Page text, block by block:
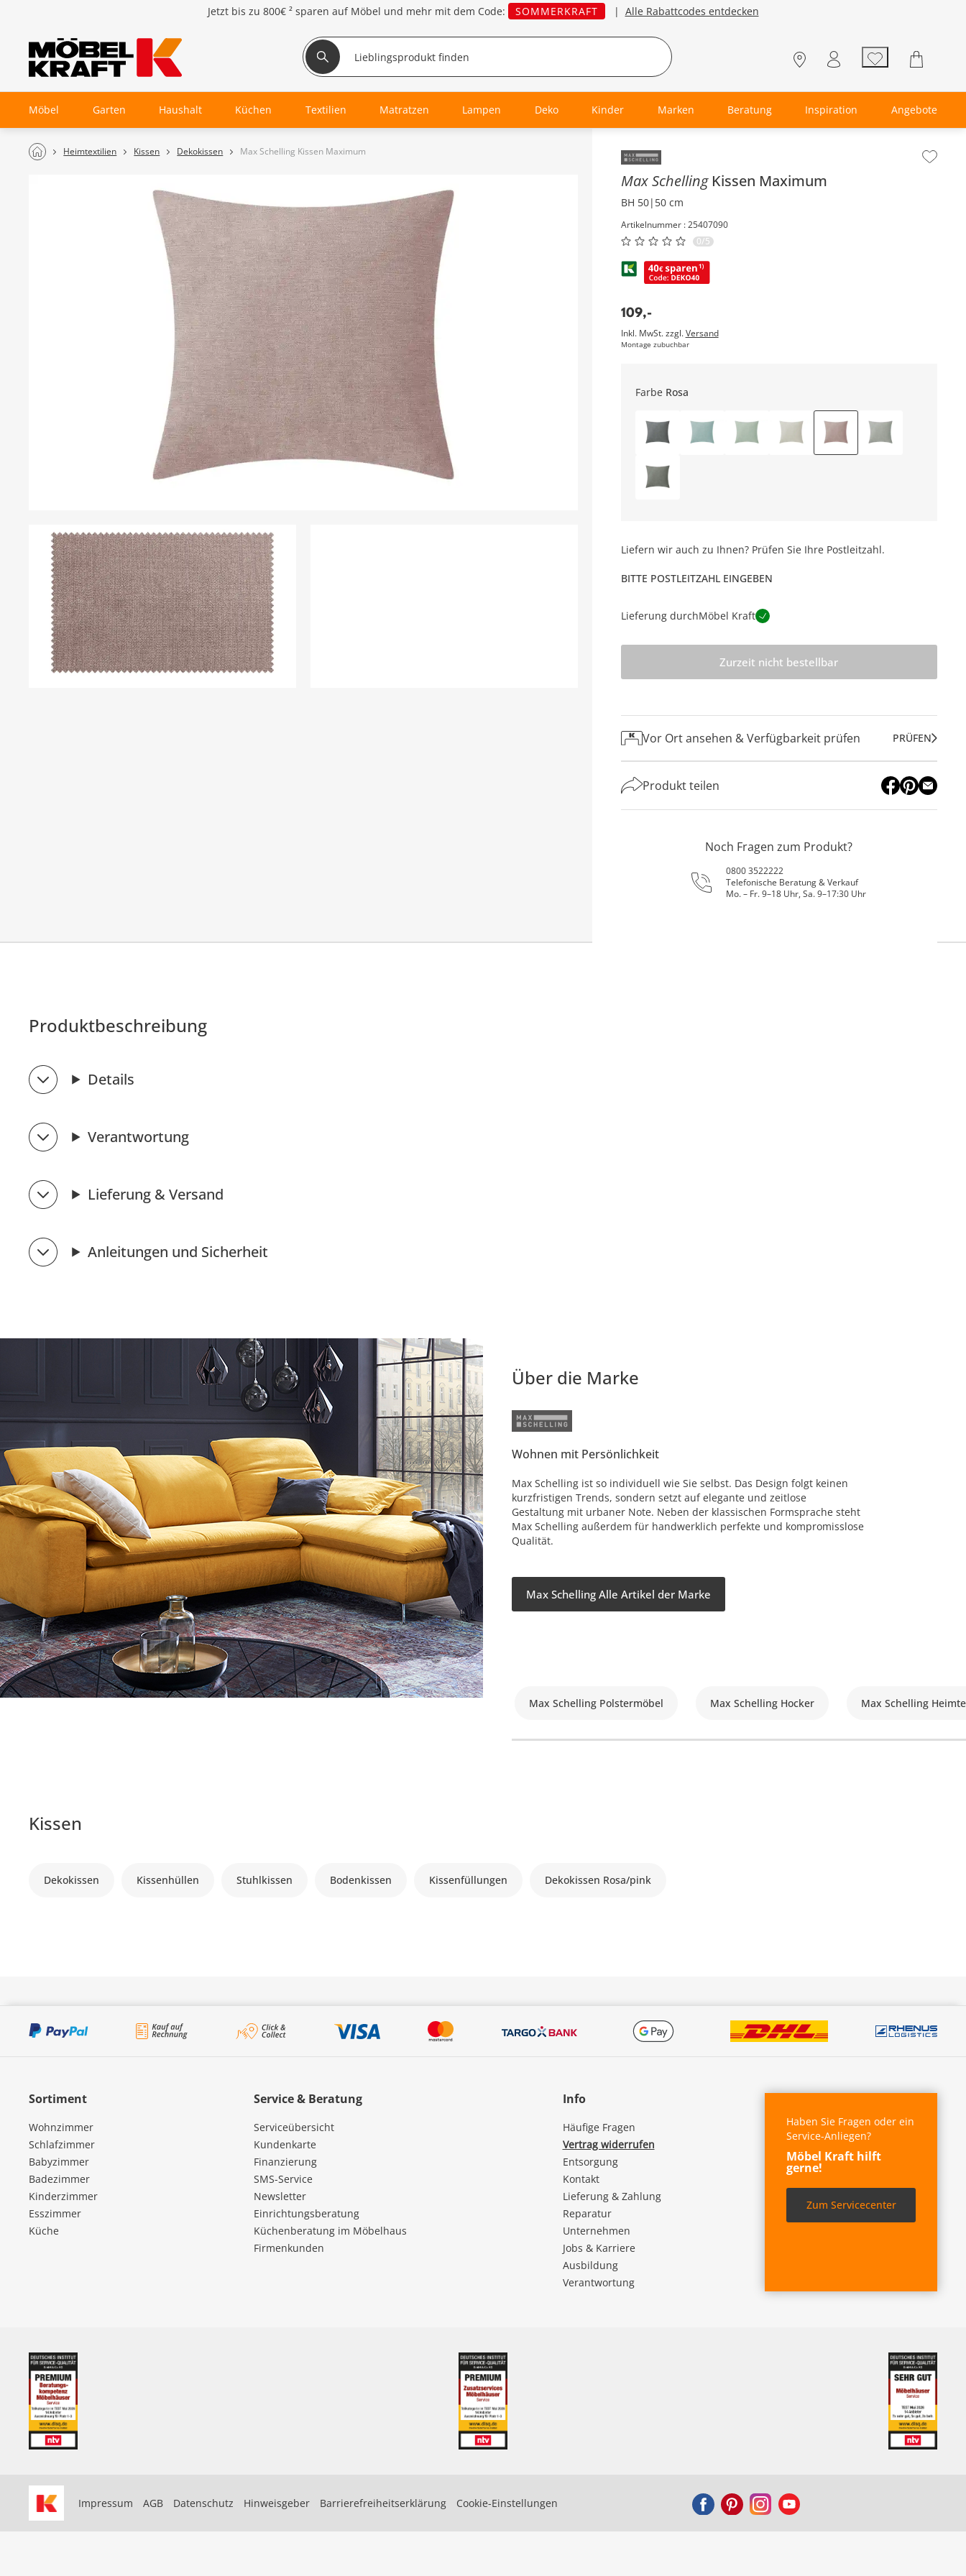
Jetzt bis zu 800€ ² sparen auf Möbel und mehr mit dem Code: SOMMERKRAFT | Alle Rabattcodes entdecken
Möbel Garten Haushalt Küchen Textilien Matratzen Lampen Deko Kinder Marken Beratung Inspiration Angebote
Heimtextilien Kissen Dekokissen Max Schelling Kissen Maximum Inhalt der Seitenleiste überspringen - Zum Seitenende
Max Schelling Kissen Maximum
BH 50|50 cm
Artikelnummer : 25407090
0/5
109,-
Inkl. MwSt. zzgl.Versand
Montage zubuchbar
Farbe Rosa
Liefern wir auch zu Ihnen? Prüfen Sie Ihre Postleitzahl.
BITTE POSTLEITZAHL EINGEBEN
Lieferung durchMöbel Kraft
Zurzeit nicht bestellbar
Vor Ort ansehen & Verfügbarkeit prüfen PRÜFEN
Produkt teilen
Noch Fragen zum Produkt?
0800 3522222
Telefonische Beratung & Verkauf
Mo. – Fr. 9–18 Uhr, Sa. 9–17:30 Uhr
Produktbeschreibung
Details
Verantwortung
Lieferung & Versand
Anleitungen und Sicherheit
Über die Marke
Wohnen mit Persönlichkeit
Max Schelling ist so individuell wie Sie selbst. Das Design folgt keinen
kurzfristigen Trends, sondern setzt auf elegante und zeitlose
Gestaltung mit urbaner Note. Neben der klassischen Formsprache steht
Max Schelling außerdem für handwerklich perfekte und kompromisslose
Qualität.
Max Schelling Alle Artikel der Marke
Max Schelling Polstermöbel Max Schelling Hocker Max Schelling
Kissen
Dekokissen Kissenhüllen Stuhlkissen Bodenkissen Kissenfüllungen Dekokissen Rosa/pink
Sortiment
Wohnzimmer
Schlafzimmer
Babyzimmer
Badezimmer
Kinderzimmer
Esszimmer
Küche
Service & Beratung
Serviceübersicht
Kundenkarte
Finanzierung
SMS-Service
Newsletter
Einrichtungsberatung
Küchenberatung im Möbelhaus
Firmenkunden
Info
Häufige Fragen
Vertrag widerrufen
Entsorgung
Kontakt
Lieferung & Zahlung
Reparatur
Unternehmen
Jobs & Karriere
Ausbildung
Verantwortung
Haben Sie Fragen oder ein
Service-Anliegen?
Möbel Kraft hilft
gerne!
Zum Servicecenter
Impressum AGB Datenschutz Hinweisgeber Barrierefreiheitserklärung Cookie-Einstellungen